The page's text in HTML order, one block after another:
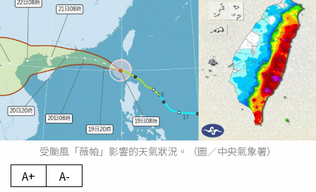
受颱風「薇帕」影響的天氣狀況。（圖／中央氣象署）
A+ A-